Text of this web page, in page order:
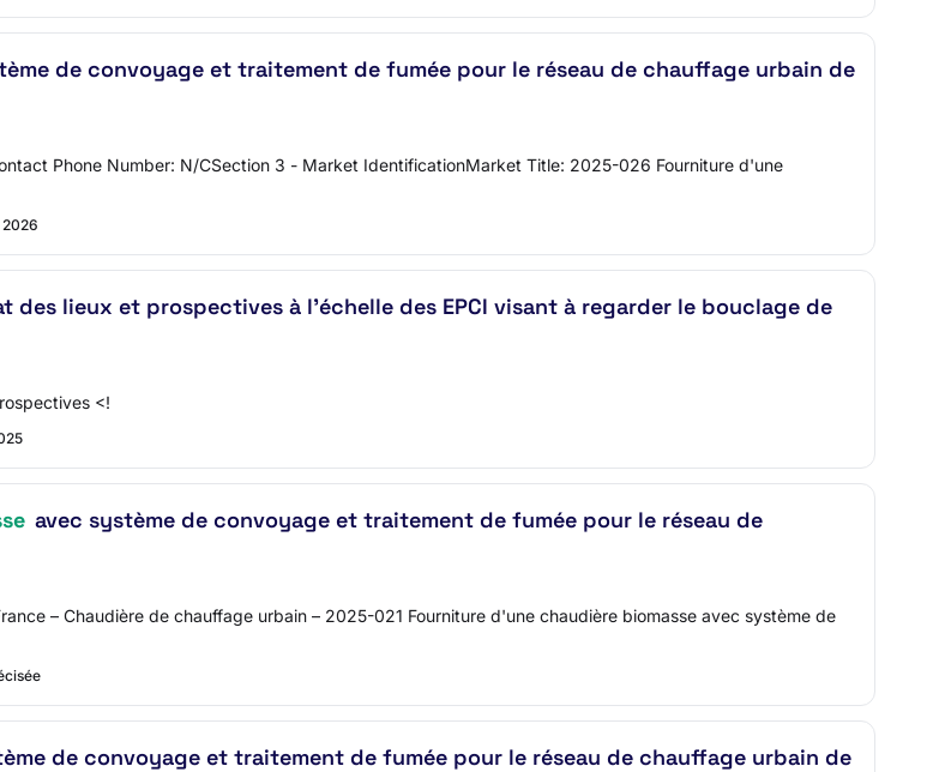
de convoyage et traitement de fumée pour le réseau de chauffage urbain de
Phone Number: N/CSection 3 - Market IdentificationMarket Title: 2025-026 Fourniture d'une
des lieux et prospectives à l'échelle des EPCI visant à regarder le bouclage de
<!
avec système de convoyage et traitement de fumée pour le réseau de
– Chaudière de chauffage urbain – 2025-021 Fourniture d'une chaudière biomasse avec système de
de convoyage et traitement de fumée pour le réseau de chauffage urbain de